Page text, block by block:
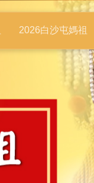
2026白沙屯媽祖